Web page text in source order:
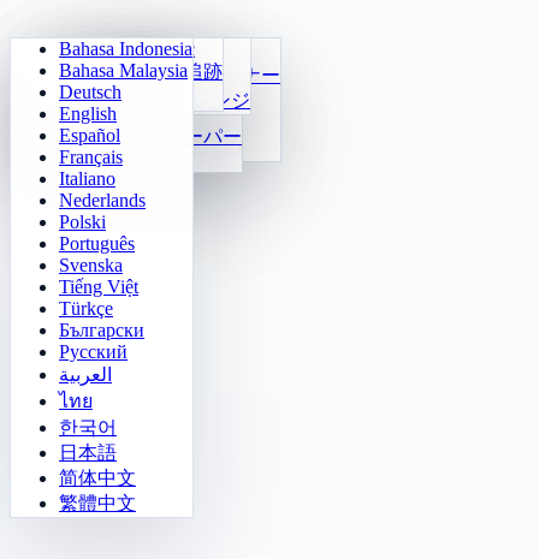
毎日算数
かけ算九九トレーナー
24 Tính Nhanh
関数
数字の規則穴埋め
Sudoku
Klotski Số
2048
Tetris
マインスイーパー
Gomoku
ライトアウト
迷路クエスト
ソカbanチャレンジ
Ma trận ký ức
ターゲット追跡
高速識別
Bahasa Indonesia
Bahasa Malaysia
Deutsch
English
Español
Français
Italiano
Nederlands
Polski
Português
Svenska
Tiếng Việt
Türkçe
Български
Русский
العربية
ไทย
한국어
日本語
简体中文
繁體中文